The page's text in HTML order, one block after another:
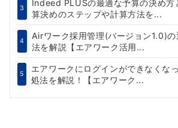
3
Indeed PLUSの最適な予算の決め方
算決めのステップや計算方法を...
4
Airワーク採用管理(バージョン1.0)
法を解説【エアワーク活用...
5
エアワークにログインができなくな
処法を解説！【エアワーク...